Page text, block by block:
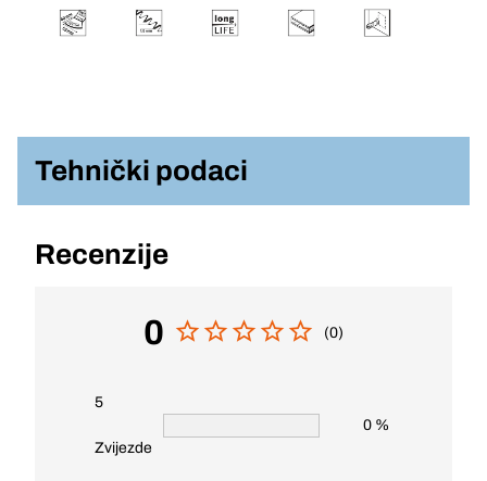
Tehnički podaci
Recenzije
0 (0)
5
Zvijezde
0 %